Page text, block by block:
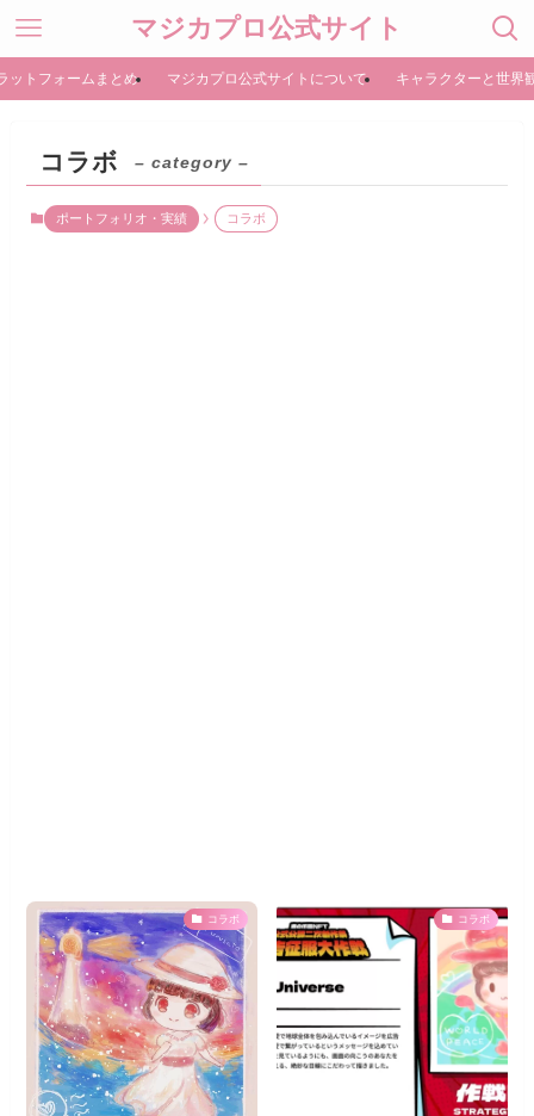
マジカプロ公式サイト
ットフォームまとめ マジカプロ公式サイトについて キャラクターと世界
コラボ – category –
ポートフォリオ・実績 コラボ
コラボ コラボ